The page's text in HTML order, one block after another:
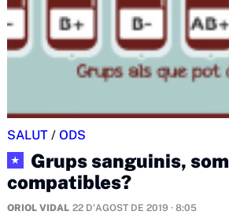
SALUT / ODS
★
Grups sanguinis, som
compatibles?
ORIOL VIDAL 22 D'AGOST DE 2019 · 8:05